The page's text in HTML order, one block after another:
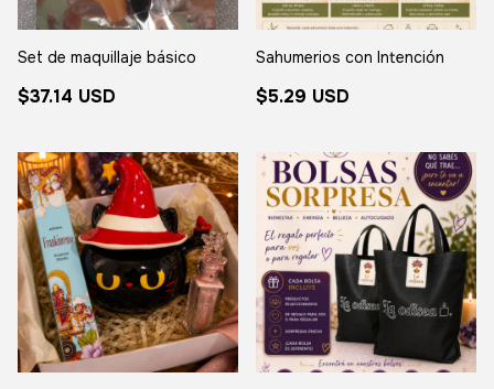
Set de maquillaje básico
$37.14 USD
Sahumerios con Intención
$5.29 USD